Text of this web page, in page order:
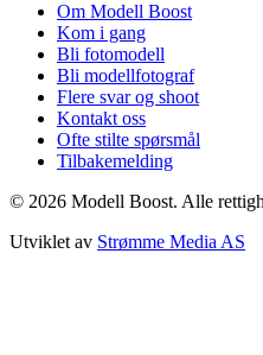
Om Modell Boost
Kom i gang
Bli fotomodell
Bli modellfotograf
Flere svar og shoot
Kontakt oss
Ofte stilte spørsmål
Tilbakemelding
© 2026 Modell Boost. Alle
Utviklet av Strømme Media AS